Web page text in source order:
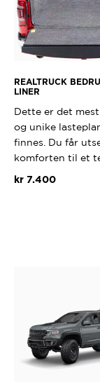
REALTRUCK
LINER
Dette er det
og unike
finnes. Du får
komforten til et
kr7.400